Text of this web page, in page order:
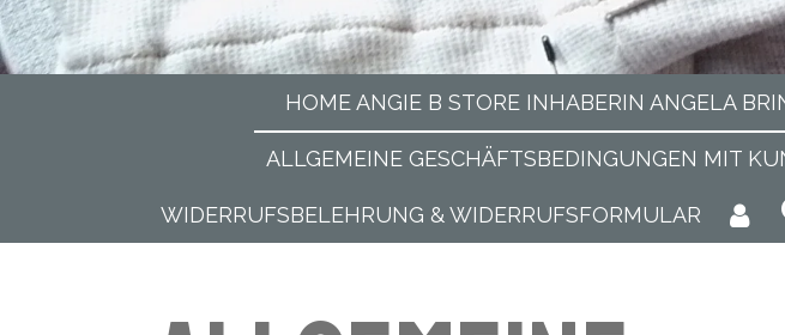
HOME ANGIE B STORE INHABERIN ANGELA
ALLGEMEINE GESCHÄFTSBEDINGUNGEN MIT
WIDERRUFSBELEHRUNG & WIDERRUFSFORMULAR